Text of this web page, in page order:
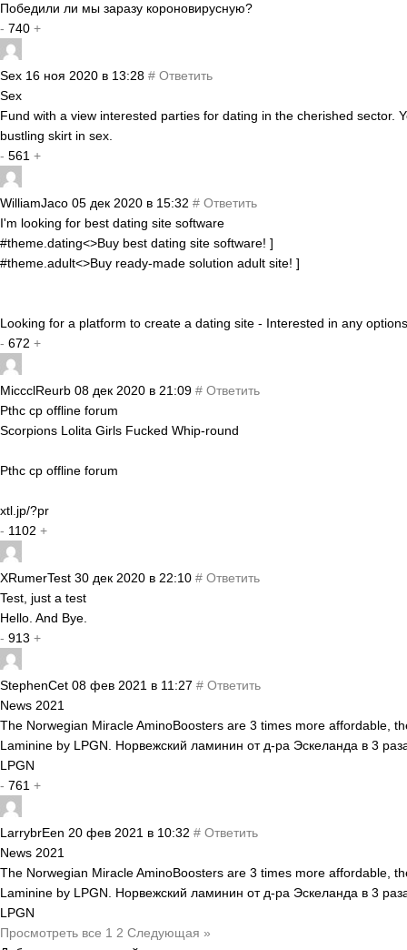
Победили ли мы заразу короновирусную?
- 740 +
Sex 16 ноя 2020 в 13:28 # Ответить
Sex
Fund with a view interested parties for dating in the cherished sector.
bustling skirt in sex.
- 561 +
WilliamJaco 05 дек 2020 в 15:32 # Ответить
I'm looking for best dating site software
#theme.dating<>Buy best dating site software! ]
#theme.adult<>Buy ready-made solution adult site! ]
Looking for a platform to create a dating site - Interested in any
- 672 +
MiccclReurb 08 дек 2020 в 21:09 # Ответить
Pthc cp offline forum
Scorpions Lolita Girls Fucked Whip-round
Pthc cp offline forum
xtl.jp/?pr
- 1102 +
XRumerTest 30 дек 2020 в 22:10 # Ответить
Test, just a test
Hello. And Bye.
- 913 +
StephenCet 08 фев 2021 в 11:27 # Ответить
News 2021
The Norwegian Miracle AminoBoosters are 3 times more affordable,
Laminine by LPGN. Норвежский ламинин от д-ра Эскеланда в 3
LPGN
- 761 +
LarrybrEen 20 фев 2021 в 10:32 # Ответить
News 2021
The Norwegian Miracle AminoBoosters are 3 times more affordable,
Laminine by LPGN. Норвежский ламинин от д-ра Эскеланда в 3
LPGN
Просмотреть все 1 2 Следующая »